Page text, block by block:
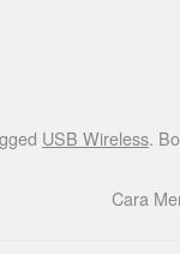
USB Wireless.
Cara